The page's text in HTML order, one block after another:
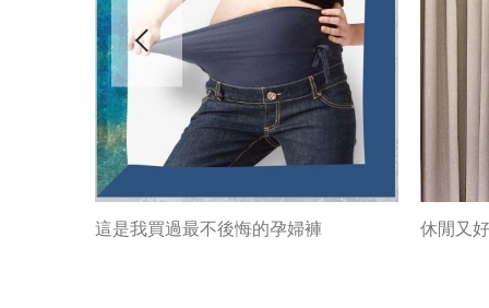
這是我買過最不後悔的孕婦褲 休閒又